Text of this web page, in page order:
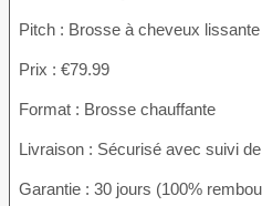
Pitch : Brosse à cheveux lissante
Prix : €79.99
Format : Brosse chauffante
Livraison : Sécurisé avec suivi
Garantie : 30 jours (100%